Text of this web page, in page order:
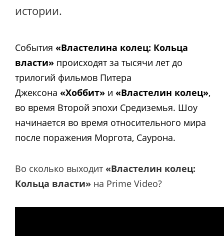
истории.
События «Властелина колец: Кольца
власти» происходят за тысячи лет до
трилогий фильмов Питера
Джексона «Хоббит» и «Властелин колец»,
во время Второй эпохи Средиземья. Шоу
начинается во время относительного мира
после поражения Моргота, Саурона.
Во сколько выходит «Властелин колец:
Кольца власти» на Prime Video?